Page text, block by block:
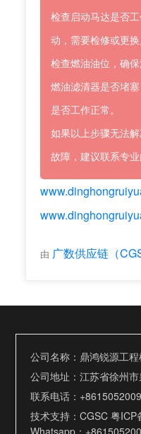
检查启动马达是否
动，需要检修或更换
检查燃油油位，确
燃油滤清器是否堵
是否工作正常。
如果以上步骤无法
故障，建议联系专业
由 广数供应链（
公司名称：鼎鸿锐源工
公司地址：江苏省徐州
联系电话：
技术支持：CGSC 粤ICP
Whatsapp：